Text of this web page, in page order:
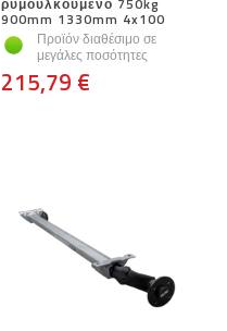
900mm 1330mm 4x100
Προϊόν διαθέσιμο σε
μεγάλες ποσότητες
215,79 €